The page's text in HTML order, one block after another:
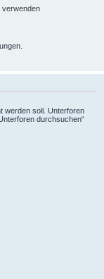
verwenden
werden soll. Unterforen
durchsuchen“